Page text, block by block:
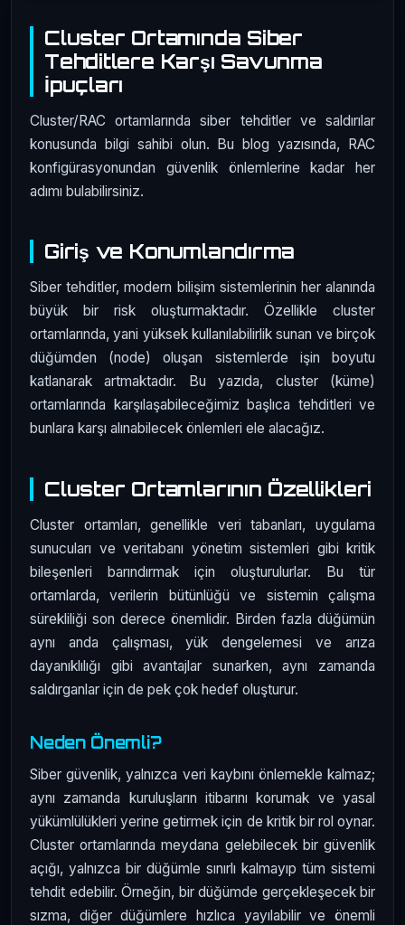
Cluster Ortamında Siber
Tehditlere Karşı Savunma
İpuçları
Cluster/RAC ortamlarında siber tehditler ve saldırılar
konusunda bilgi sahibi olun. Bu blog yazısında, RAC
konfigürasyonundan güvenlik önlemlerine kadar her
adımı bulabilirsiniz.
Giriş ve Konumlandırma
Siber tehditler, modern bilişim sistemlerinin her alanında
büyük bir risk oluşturmaktadır. Özellikle cluster
ortamlarında, yani yüksek kullanılabilirlik sunan ve birçok
düğümden (node) oluşan sistemlerde işin boyutu
katlanarak artmaktadır. Bu yazıda, cluster (küme)
ortamlarında karşılaşabileceğimiz başlıca tehditleri ve
bunlara karşı alınabilecek önlemleri ele alacağız.
Cluster Ortamlarının Özellikleri
Cluster ortamları, genellikle veri tabanları, uygulama
sunucuları ve veritabanı yönetim sistemleri gibi kritik
bileşenleri barındırmak için oluşturulurlar. Bu tür
ortamlarda, verilerin bütünlüğü ve sistemin çalışma
sürekliliği son derece önemlidir. Birden fazla düğümün
aynı anda çalışması, yük dengelemesi ve arıza
dayanıklılığı gibi avantajlar sunarken, aynı zamanda
saldırganlar için de pek çok hedef oluşturur.
Neden Önemli?
Siber güvenlik, yalnızca veri kaybını önlemekle kalmaz;
aynı zamanda kuruluşların itibarını korumak ve yasal
yükümlülükleri yerine getirmek için de kritik bir rol oynar.
Cluster ortamlarında meydana gelebilecek bir güvenlik
açığı, yalnızca bir düğümle sınırlı kalmayıp tüm sistemi
tehdit edebilir. Örneğin, bir düğümde gerçekleşecek bir
sızma, diğer düğümlere hızlıca yayılabilir ve önemli